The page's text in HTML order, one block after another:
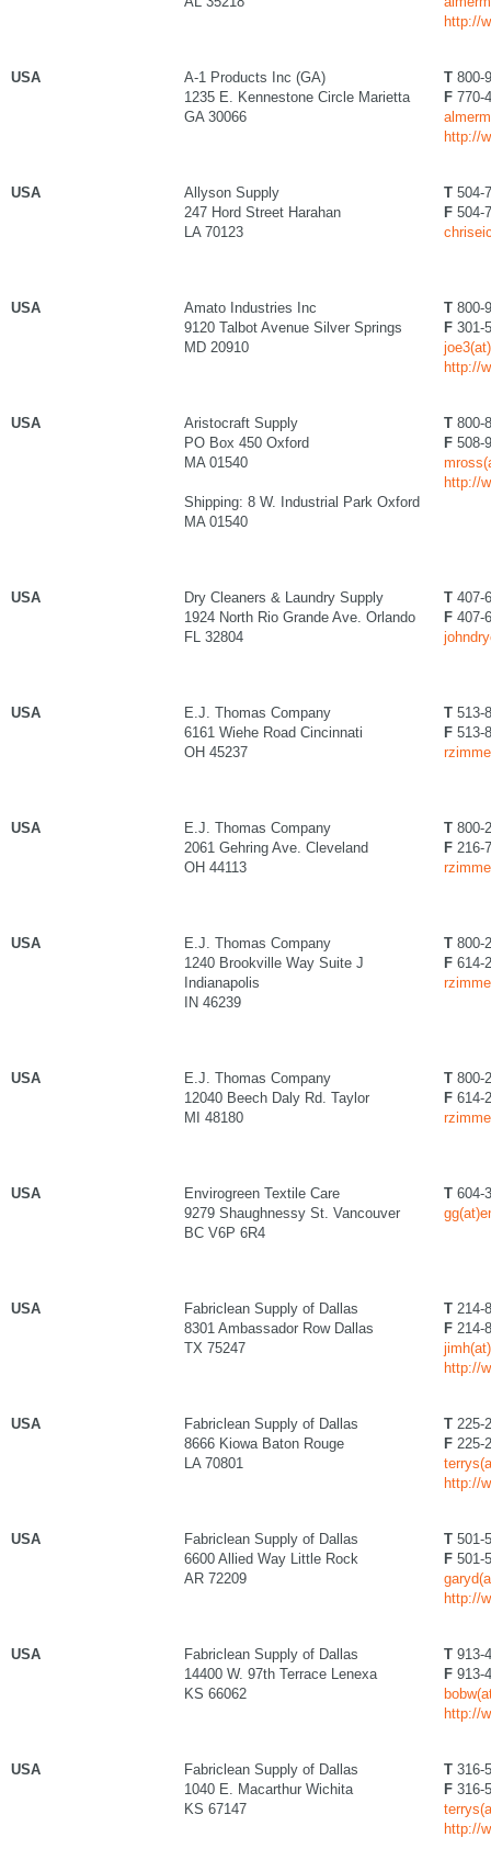
http://
USA
A-1 Products Inc (GA)
1235 E. Kennestone Circle Marietta
GA 30066
T 800-
F 770-
http://
USA
Allyson Supply
247 Hord Street Harahan
LA 70123
T 504-
F 504-
USA
Amato Industries Inc
9120 Talbot Avenue Silver Springs
MD 20910
T 800-
F 301-
http://
USA
Aristocraft Supply
PO Box 450 Oxford
MA 01540
Shipping: 8 W. Industrial Park Oxford
MA 01540
T 800-
F 508-
http://
USA
Dry Cleaners & Laundry Supply
1924 North Rio Grande Ave. Orlando
FL 32804
T 407-
F 407-
USA
E.J. Thomas Company
6161 Wiehe Road Cincinnati
OH 45237
T 513-
F 513-
USA
E.J. Thomas Company
2061 Gehring Ave. Cleveland
OH 44113
T 800-
F 216-
USA
E.J. Thomas Company
1240 Brookville Way Suite J
Indianapolis
IN 46239
T 800-
F 614-
USA
E.J. Thomas Company
12040 Beech Daly Rd. Taylor
MI 48180
T 800-
F 614-
USA
Envirogreen Textile Care
9279 Shaughnessy St. Vancouver
BC V6P 6R4
T 604-
USA
Fabriclean Supply of Dallas
8301 Ambassador Row Dallas
TX 75247
T 214-
F 214-
http://
USA
Fabriclean Supply of Dallas
8666 Kiowa Baton Rouge
LA 70801
T 225-
F 225-
http://
USA
Fabriclean Supply of Dallas
6600 Allied Way Little Rock
AR 72209
T 501-
F 501-
http://
USA
Fabriclean Supply of Dallas
14400 W. 97th Terrace Lenexa
KS 66062
T 913-
F 913-
http://
USA
Fabriclean Supply of Dallas
1040 E. Macarthur Wichita
KS 67147
T 316-
F 316-
http://